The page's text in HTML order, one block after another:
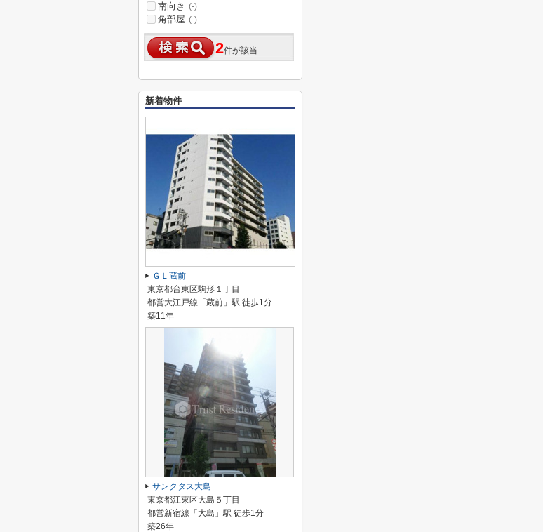
南向き (-)
角部屋 (-)
2件が該当
新着物件
ＧＬ蔵前
東京都台東区駒形１丁目
都営大江戸線「蔵前」駅 徒歩1分
築11年
サンクタス大島
東京都江東区大島５丁目
都営新宿線「大島」駅 徒歩1分
築26年